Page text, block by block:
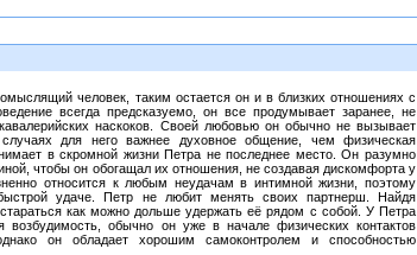
человек, таким остается он и в близких отношениях с
всегда предсказуемо, он все продумывает заранее, не
наскоков. Своей любовью он обычно не вызывает
для него важнее духовное общение, чем физическая
в скромной жизни Петра не последнее место. Он разумно
чтобы он обогащал их отношения, не создавая дискомфорта у
относится к любым неудачам в интимной жизни, поэтому
удаче. Петр не любит менять своих партнерш. Найдя
как можно дольше удержать её рядом с собой. У Петра
возбудимость, обычно он уже в начале физических контактов
он обладает хорошим самоконтролем и способностью